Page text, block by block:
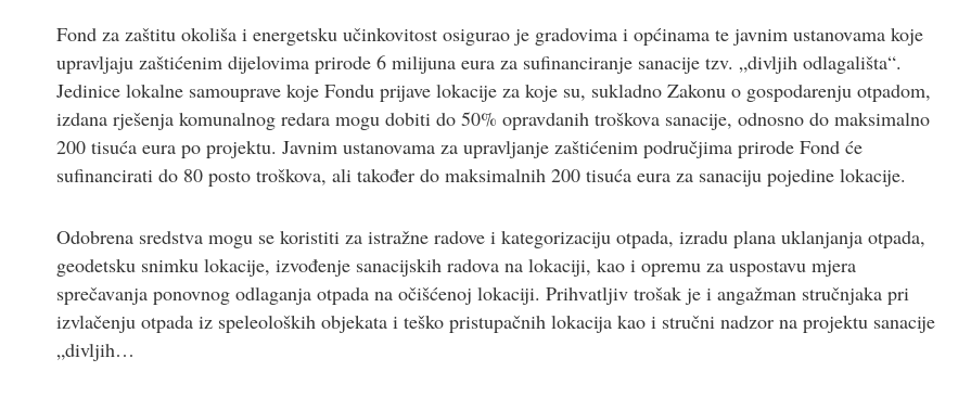
Fond za zaštitu okoliša i energetsku učinkovitost osigurao je gradovima i općinama te javnim ustanovama koje
upravljaju zaštićenim dijelovima prirode 6 milijuna eura za sufinanciranje sanacije tzv. „divljih odlagališta“.
Jedinice lokalne samouprave koje Fondu prijave lokacije za koje su, sukladno Zakonu o gospodarenju otpadom,
izdana rješenja komunalnog redara mogu dobiti do 50% opravdanih troškova sanacije, odnosno do maksimalno
200 tisuća eura po projektu. Javnim ustanovama za upravljanje zaštićenim područjima prirode Fond će
sufinancirati do 80 posto troškova, ali također do maksimalnih 200 tisuća eura za sanaciju pojedine lokacije.
Odobrena sredstva mogu se koristiti za istražne radove i kategorizaciju otpada, izradu plana uklanjanja otpada,
geodetsku snimku lokacije, izvođenje sanacijskih radova na lokaciji, kao i opremu za uspostavu mjera
sprečavanja ponovnog odlaganja otpada na očišćenoj lokaciji. Prihvatljiv trošak je i angažman stručnjaka pri
izvlačenju otpada iz speleoloških objekata i teško pristupačnih lokacija kao i stručni nadzor na projektu sanacije
„divljih…